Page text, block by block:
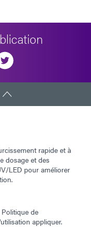
rapide et à
dosage et des
LED pour améliorer
Politique de
appliquer.